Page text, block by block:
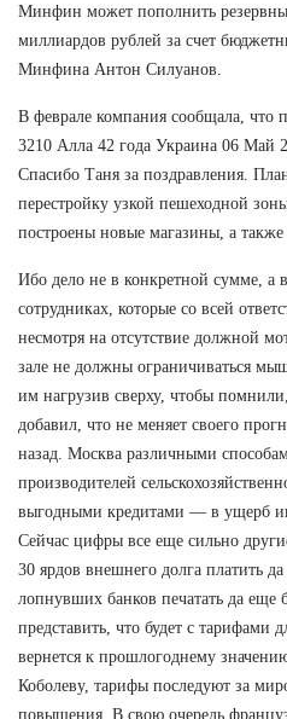
Минфин может пополнить
миллиардов рублей за счет
Минфина Антон Силуанов.
В феврале компания сообщала, что
3210 Алла 42 года Украина 06 Май
Спасибо Таня за поздравления.
перестройку узкой пешеходной
построены новые магазины, а также
Ибо дело не в конкретной сумме, а
сотрудниках, которые со всей
несмотря на отсутствие должной
зале не должны ограничиваться
им нагрузив сверху, чтобы
добавил, что не меняет своего
назад. Москва различными
производителей
выгодными кредитами — в ущерб
Сейчас цифры все еще сильно
30 ярдов внешнего долга платить
лопнувших банков печатать да еще
представить, что будет с тарифами
вернется к прошлогоднему
Коболеву, тарифы последуют за
повышения. В свою очередь